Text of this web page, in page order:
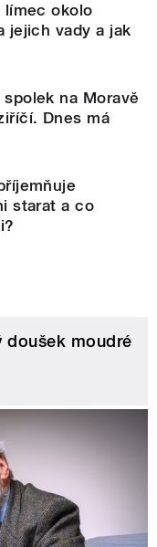
límec okolo
jejich vady a jak
na Moravě
Dnes má
starat a co
doušek moudré